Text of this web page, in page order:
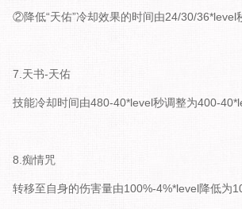
②降低“天佑”冷却效果的时间由24/30/36*level
7.天书-天佑
技能冷却时间由480-40*level秒调整为400-
8.痴情咒
转移至自身的伤害量由100%-4%*level降低为